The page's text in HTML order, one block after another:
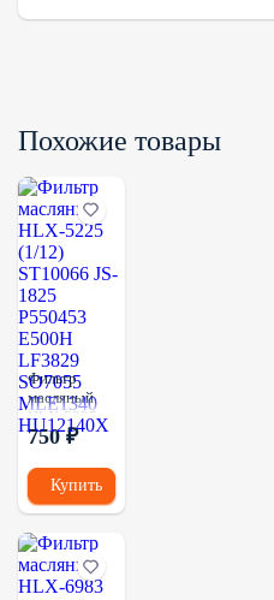
Похожие товары
Фильтр
масляный
HLX-5225
(1/12)
1825
P550453
E500H
LF3829
SO7055
MLE1340
HU12140X
750 ₽
Купить